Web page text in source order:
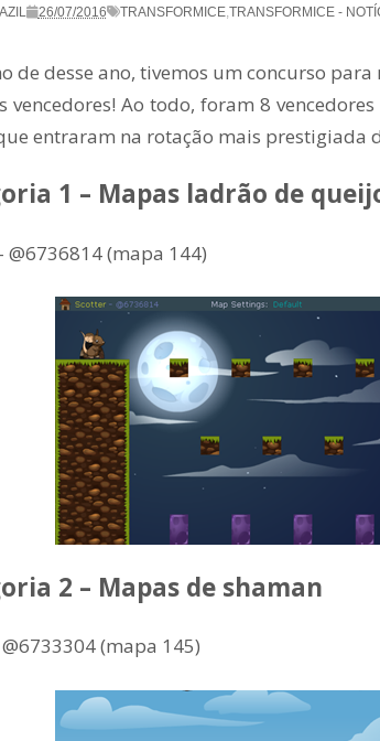
26/07/2016 TRANSFORMICE,TRANSFORMICE -
de desse ano, tivemos um concurso
vencedores! Ao todo, foram 8
entraram na rotação mais prestigiada
1 – Mapas ladrão de
@6736814 (mapa 144)
2 – Mapas de shaman
(mapa 145)